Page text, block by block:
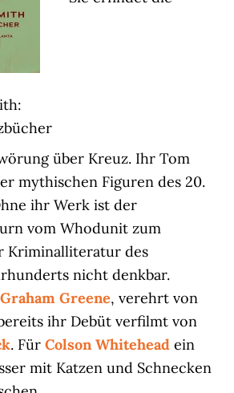
über Kreuz. Ihr Tom
mythischen Figuren des 20.
ihr Werk ist der
vom Whodunit zum
Kriminalliteratur des
nicht denkbar.
Graham Greene, verehrt von
ihr Debüt verfilmt von
. FürColson Whitehead ein
mit Katzen und Schnecken